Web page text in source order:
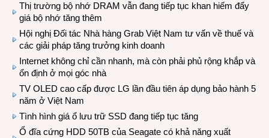
Thị trường bộ nhớ DRAM vẫn đang tiếp tục khan hiếm đẩy
giá bộ nhớ tăng thêm
Hội nghị Đối tác Nhà hàng Grab Việt Nam tư vấn về thuế và
các giải pháp tăng trưởng kinh doanh
Internet không chỉ cần nhanh, mà còn phải phủ rộng khắp và
ổn định ở mọi góc nhà
TV OLED cao cấp được LG lần đầu tiên áp dụng bảo hành 5
năm ở Việt Nam
Tình hình giá ổ lưu trữ SSD đang tiếp tục tăng
Ổ đĩa cứng HDD 50TB của Seagate có khả năng xuất